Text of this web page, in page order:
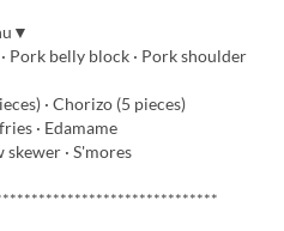
Pork belly block · Pork shoulder
· Chorizo (5 pieces)
· Edamame
skewer · S'mores